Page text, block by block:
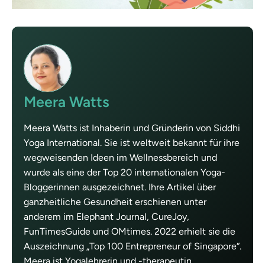
Meera Watts
Meera Watts ist Inhaberin und Gründerin von Siddhi
Yoga International. Sie ist weltweit bekannt für ihre
wegweisenden Ideen im Wellnessbereich und
wurde als eine der Top 20 internationalen Yoga-
Bloggerinnen ausgezeichnet. Ihre Artikel über
ganzheitliche Gesundheit erschienen unter
anderem im Elephant Journal, CureJoy,
FunTimesGuide und OMtimes. 2022 erhielt sie die
Auszeichnung „Top 100 Entrepreneur of Singapore“.